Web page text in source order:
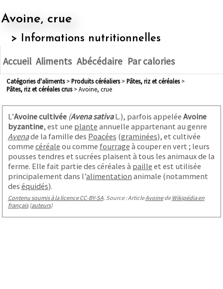
Avoine, crue
> Informations nutritionnelles
Accueil Aliments Abécédaire Par calories
Catégories d'aliments> produits céréaliers> pâtes, riz et céréales>
pâtes, riz et céréales crus> Avoine, crue
L’Avoine cultivée (Avena sativaL.), parfois appelée Avoine
byzantine, est une plante annuelle appartenant au genre
Avenade la famille des Poacées (graminées), et cultivée
comme céréale ou comme fourrage à couper en vert ; leurs
pousses tendres et sucrées plaisent à tous les animaux de la
ferme. Elle fait partie des céréales à paille et est utilisée
principalement dans l’alimentation animale (notamment
des équidés).
Contenu soumis à la licence CC-BY-SA. Source : ArticleAvoinede Wikipédia en
français(auteurs)